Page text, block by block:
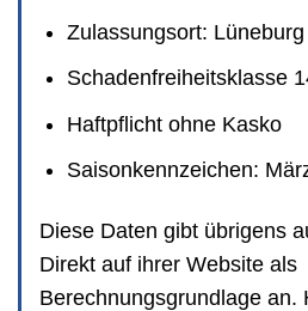
Zulassungsort: Lüneburg
Schadenfreiheitsklasse
Haftpflicht ohne Kasko
Saisonkennzeichen:
Diese Daten gibt übrigens
Direkt auf ihrer Website als
Berechnungsgrundlage an.